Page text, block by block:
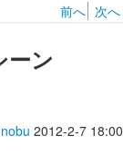
前へ 次へ
ーン
nobu 2012-2-7 18:00